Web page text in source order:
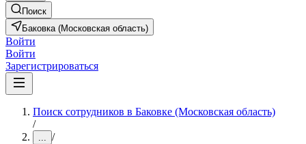
Поиск
Баковка (Московская область)
Войти
Войти
Зарегистрироваться
Поиск сотрудников в Баковке (Московская область)
/
... /